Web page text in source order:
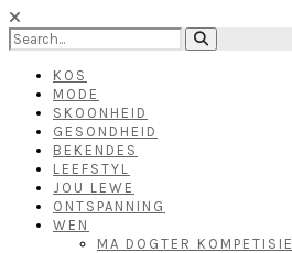
KOS
MODE
SKOONHEID
GESONDHEID
BEKENDES
LEEFSTYL
JOU LEWE
ONTSPANNING
WEN
MA DOGTER KOMPETISIE